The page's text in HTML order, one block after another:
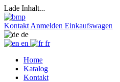
Lade Inhalt...
Kontakt Anmelden Einkaufswagen
de
en
fr
Home
Katalog
Kontakt